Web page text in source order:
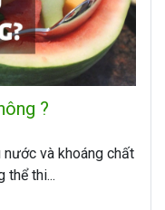
?
nước và khoáng chất
thể thi...